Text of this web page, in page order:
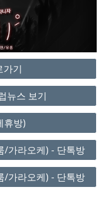
가기
뉴스 보기
휴방)
/가라오케) - 단톡방
/가라오케) - 단톡방